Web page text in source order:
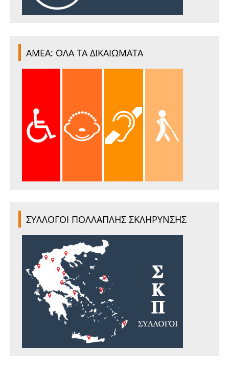
ΑΜΕΑ: ΟΛΑ ΤΑ ΔΙΚΑΙΩΜΑΤΑ
ΣΥΛΛΟΓΟΙ ΠΟΛΛΑΠΛΗΣ ΣΚΛΗΡΥΝΣΗΣ